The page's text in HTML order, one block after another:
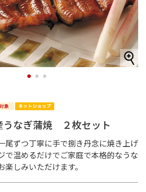
1 2 3
うなぎ蒲焼 ２枚セット
ずつ丁寧に手で捌き丹念に焼き上げ
で温めるだけでご家庭で本格的なうな
しみいただけます。